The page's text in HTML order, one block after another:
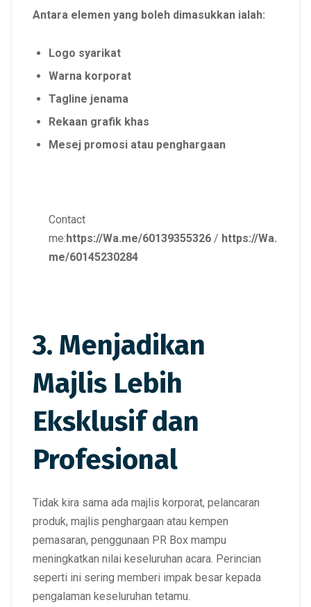
Antara elemen yang boleh dimasukkan ialah:
Logo syarikat
Warna korporat
Tagline jenama
Rekaan grafik khas
Mesej promosi atau penghargaan
Contact
me:https://Wa.me/60139355326 / https://Wa.
me/60145230284
3. Menjadikan
Majlis Lebih
Eksklusif dan
Profesional
Tidak kira sama ada majlis korporat, pelancaran
produk, majlis penghargaan atau kempen
pemasaran, penggunaan PR Box mampu
meningkatkan nilai keseluruhan acara. Perincian
seperti ini sering memberi impak besar kepada
pengalaman keseluruhan tetamu.